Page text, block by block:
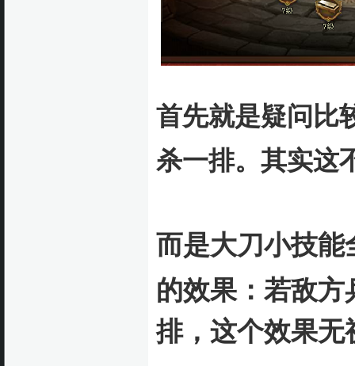
首先就是疑问比
杀一排。 其实这
而是大刀小技能
的效果： 若敌方
排，这个效果无